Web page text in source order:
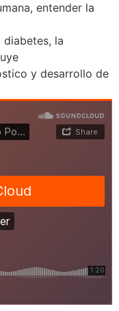
entender la
la
y desarrollo de